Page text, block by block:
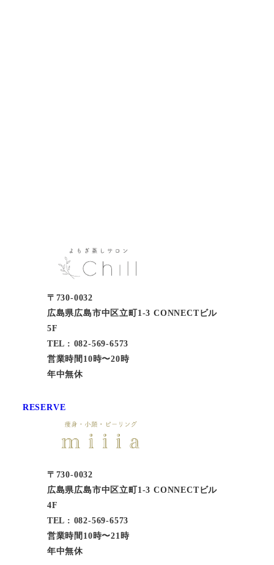
〒730-0032
広島県広島市中区立町1-3 CONNECTビル
5F
TEL : 082-569-6573
営業時間10時〜20時
年中無休
RESERVE
〒730-0032
広島県広島市中区立町1-3 CONNECTビル
4F
TEL : 082-569-6573
営業時間10時〜21時
年中無休